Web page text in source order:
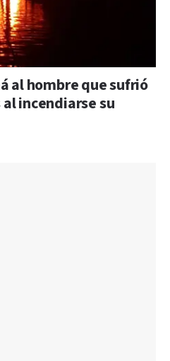
al hombre que sufrió
incendiarse su